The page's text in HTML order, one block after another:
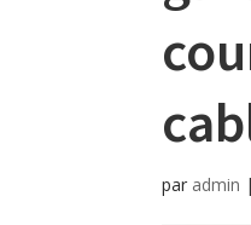
par admin